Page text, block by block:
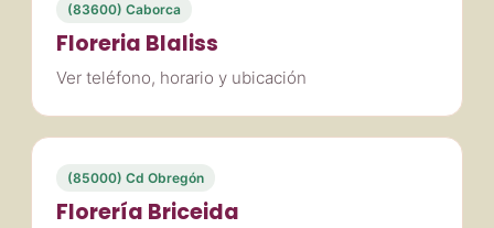
(83600) Caborca
Floreria Blaliss
Ver teléfono, horario y ubicación
(85000) Cd Obregón
Florería Briceida